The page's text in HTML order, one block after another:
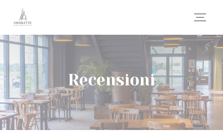
Personalizzazione delle tue scelte sui cookie
Recensioni